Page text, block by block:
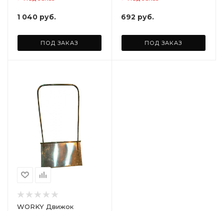
1 040 руб.
ПОД ЗАКАЗ
692 руб.
ПОД ЗАКАЗ
WORKY Движок